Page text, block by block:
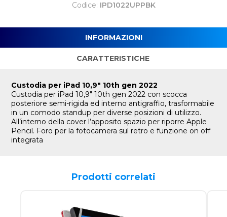
Codice: IPD1022UPPBK
INFORMAZIONI
CARATTERISTICHE
Custodia per iPad 10,9" 10th gen 2022
Custodia per iPad 10,9" 10th gen 2022 con scocca
posteriore semi-rigida ed interno antigraffio, trasformabile
in un comodo standup per diverse posizioni di utilizzo.
All’interno della cover l’apposito spazio per riporre Apple
Pencil. Foro per la fotocamera sul retro e funzione on off
integrata
Prodotti correlati